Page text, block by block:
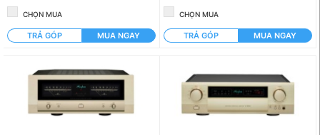
CHỌN MUA
TRẢ GÓP MUA NGAY
CHỌN MUA
TRẢ GÓP MUA NGAY